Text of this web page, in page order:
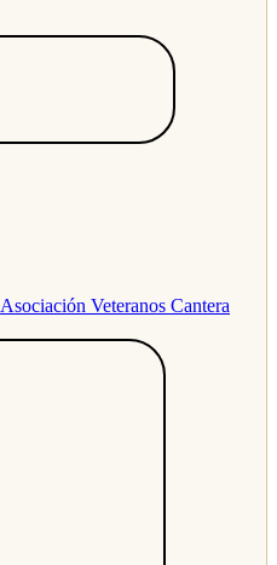
Asociación Veteranos Cantera